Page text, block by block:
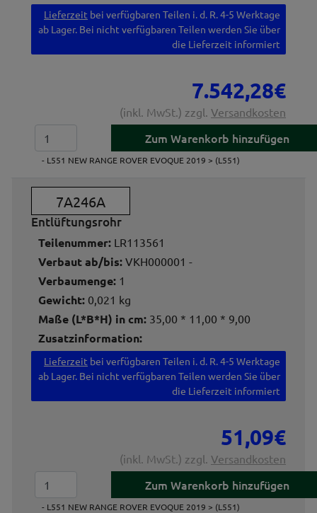
Lieferzeit bei verfügbaren Teilen i. d. R. 4-5 Werktage
ab Lager. Bei nicht verfügbaren Teilen werden Sie über
die Lieferzeit informiert
7.542,28€
(inkl. MwSt.) zzgl. Versandkosten
- L551 NEW RANGE ROVER EVOQUE 2019 > (L551)
7A246A
Entlüftungsrohr
Teilenummer: LR113561
Verbaut ab/bis: VKH000001 -
Verbaumenge: 1
Gewicht: 0,021 kg
Maße (L*B*H) in cm: 35,00 * 11,00 * 9,00
Zusatzinformation:
Lieferzeit bei verfügbaren Teilen i. d. R. 4-5 Werktage
ab Lager. Bei nicht verfügbaren Teilen werden Sie über
die Lieferzeit informiert
51,09€
(inkl. MwSt.) zzgl. Versandkosten
- L551 NEW RANGE ROVER EVOQUE 2019 > (L551)